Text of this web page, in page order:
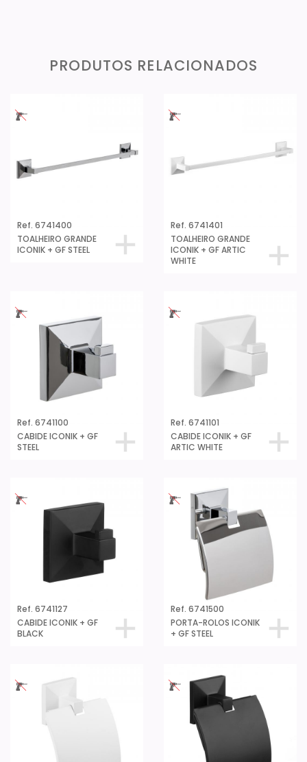
PRODUTOS RELACIONADOS
Ref. 6741400
TOALHEIRO GRANDE
ICONIK + GF STEEL
Ref. 6741401
TOALHEIRO GRANDE
ICONIK + GF ARTIC
WHITE
Ref. 6741100
CABIDE ICONIK + GF
STEEL
Ref. 6741101
CABIDE ICONIK + GF
ARTIC WHITE
Ref. 6741127
CABIDE ICONIK + GF
BLACK
Ref. 6741500
PORTA-ROLOS ICONIK
+ GF STEEL